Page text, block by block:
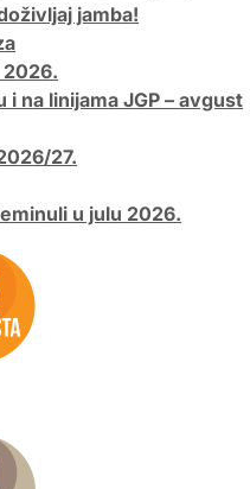
jamba!
2026.
i na linijama JGP – avgust
27.
u julu 2026.